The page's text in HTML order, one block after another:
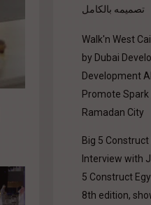
تصميمه بالكامل
Walk'n West
by Dubai
Development
Promote
Ramadan City
Big 5 Construct
Interview with
5 Construct
8th edition,